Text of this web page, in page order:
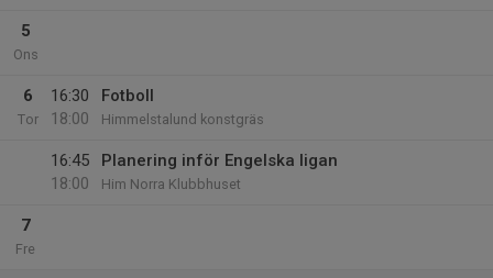
5
Ons
6
Tor
16:30
18:00
Fotboll
Himmelstalund konstgräs
16:45
18:00
Planering inför Engelska ligan
Him Norra Klubbhuset
7
Fre